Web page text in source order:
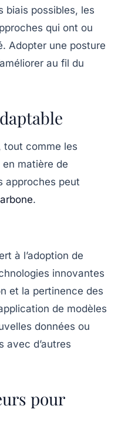
biais possibles, les
qui ont ou
Adopter une posture
au fil du
tout comme les
matière de
approches peut
.
à l’adoption de
innovantes
et la pertinence des
de modèles
données ou
avec d’autres
pour